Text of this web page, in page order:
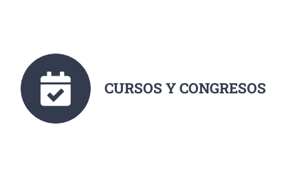
CURSOS Y CONGRESOS